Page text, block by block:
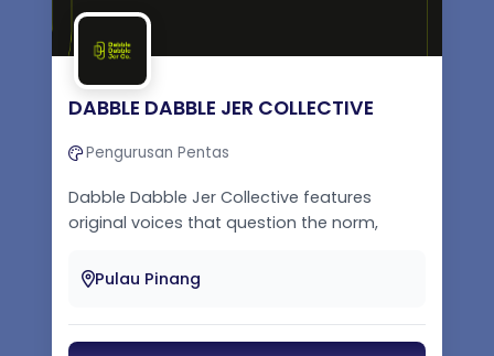
DABBLE DABBLE JER COLLECTIVE
Pengurusan Pentas
Dabble Dabble Jer Collective features
original voices that question the norm,
Pulau Pinang